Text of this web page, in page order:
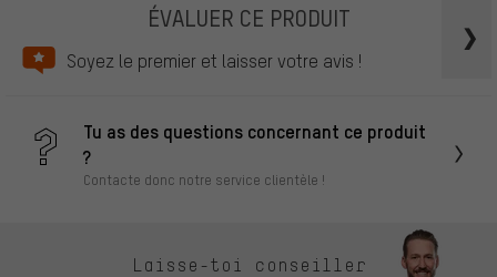
ÉVALUER CE PRODUIT
Soyez le premier et laisser votre avis !
Tu as des questions concernant ce produit
?
Contacte donc notre service clientèle !
Laisse-toi conseiller